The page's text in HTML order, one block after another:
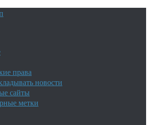
права
новости
сайты
метки